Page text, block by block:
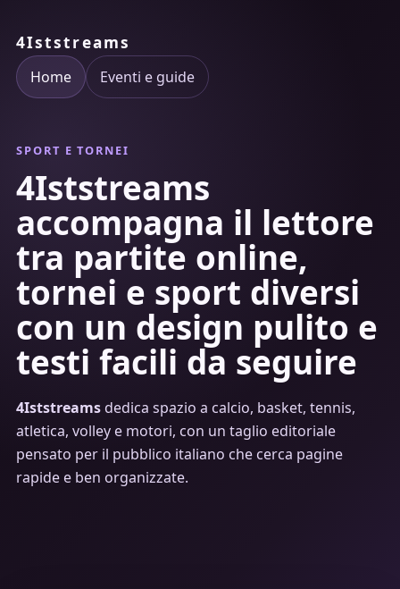
4Iststreams
Home Eventi e guide
SPORT E TORNEI
4Iststreams
accompagna il lettore
tra partite online,
tornei e sport diversi
con un design pulito e
testi facili da seguire
4Iststreamsdedica spazio a calcio, basket, tennis,
atletica, volley e motori, con un taglio editoriale
pensato per il pubblico italiano che cerca pagine
rapide e ben organizzate.